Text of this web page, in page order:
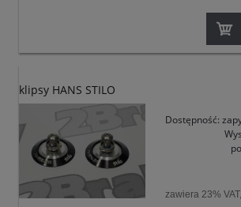
klipsy HANS STILO
Dostępność:
zawiera 23%